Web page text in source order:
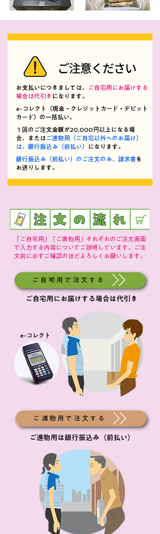
お支払いにつきましては、
ご自宅用にお届けする
場合は代引き になります。
e-コレクト（現金・クレジットカード・デビット
カード）の一括払い。
１回のご注文金額が20,000円以上になる場
合、または ご進物用（ご自宅以外へのお届け）
は、銀行振込み（前払い）
になります。
銀行振込み（前払い）のご注文のみ、請求書を
お送りします。
​「ご自宅用」「ご進物用」それぞれのご注文画面
で入力する内容についてご説明しています。ご注
文前に必ずご確認のほどよろしくお願いします。
ご自宅用で注文する
e-コレクト
ご自宅用にお届けする場合は代引き
ご進物用で注文する
ご進物用は銀行振込み（前払い）